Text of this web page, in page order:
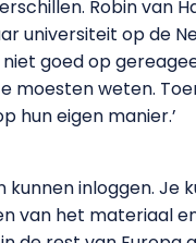
Robin van
universiteit op de
goed op
moesten weten.
hun eigen manier.’
inloggen. Je
van het materiaal